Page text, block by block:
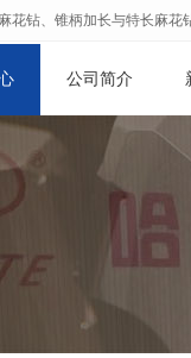
钻、锥柄加长与特长麻花
公司简介